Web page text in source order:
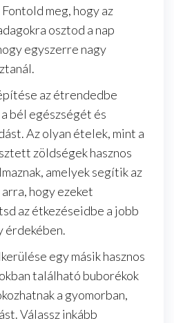
meg, hogy az
osztod a nap
egyszerre nagy
az étrendedbe
bél egészségét és
Az olyan ételek, mint a
zöldségek hasznos
amelyek segítik az
hogy ezeket
az étkezéseidbe a jobb
érdekében.
egy másik hasznos
található buborékok
a gyomorban,
Válassz inkább